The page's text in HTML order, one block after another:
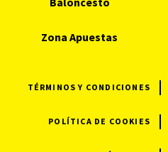
Zona Apuestas
TÉRMINOS Y CONDICIONES
POLÍTICA DE COOKIES